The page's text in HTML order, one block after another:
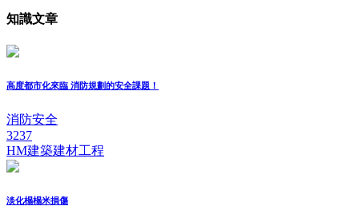
知識文章
高度都市化來臨 消防規劃的安全課題！
消防安全
3237
HM建築建材工程
淡化榻榻米損傷